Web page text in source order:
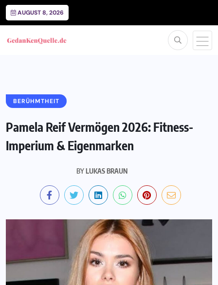
AUGUST 8, 2026
BERÜHMTHEIT
Pamela Reif Vermögen 2026: Fitness-
Imperium & Eigenmarken
BYLUKAS BRAUN